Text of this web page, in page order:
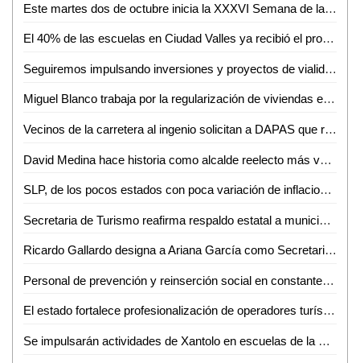
Este martes dos de octubre inicia la XXXVI Semana de la Comunicación de la FCC de la UASLP
El 40% de las escuelas en Ciudad Valles ya recibió el programa de seguridad alimentaria: Medina Avendaño
Seguiremos impulsando inversiones y proyectos de vialidad en Ciudad Valles: David Medina
Miguel Blanco trabaja por la regularización de viviendas en Nuevo Tampaón
Vecinos de la carretera al ingenio solicitan a DAPAS que rehabilite el desagüe
David Medina hace historia como alcalde reelecto más votado en Ciudad Valles
SLP, de los pocos estados con poca variación de inflacionaria
Secretaria de Turismo reafirma respaldo estatal a municipios
Ricardo Gallardo designa a Ariana García como Secretaria de Finanzas
Personal de prevención y reinserción social en constante capacitación
El estado fortalece profesionalización de operadores turísticos
Se impulsarán actividades de Xantolo en escuelas de la Huasteca Potosina